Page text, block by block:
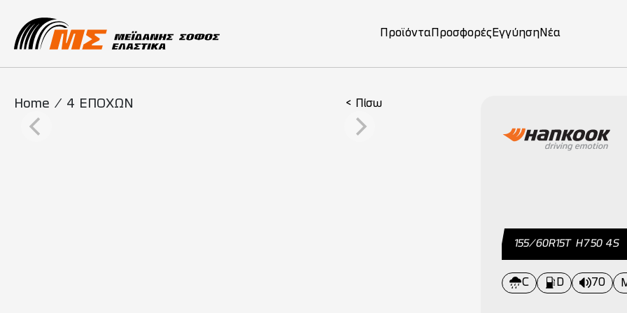
Main Navigation
Προϊόντα Προσφορές Εγγύηση Νέα
Home / 4 ΕΠΟΧΩΝ < Πίσω
155/60R15Τ Η750 4S
C D 70